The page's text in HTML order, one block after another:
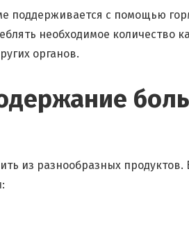
поддерживается с помощью
необходимое количество
органов.
из разнообразных